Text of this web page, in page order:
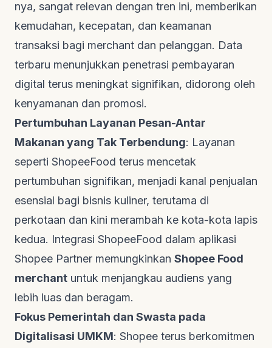
nya, sangat relevan dengan tren ini, memberikan
kemudahan, kecepatan, dan keamanan
transaksi bagi merchant dan pelanggan. Data
terbaru menunjukkan penetrasi pembayaran
digital terus meningkat signifikan, didorong oleh
kenyamanan dan promosi.
Pertumbuhan Layanan Pesan-Antar
Makanan yang Tak Terbendung: Layanan
seperti ShopeeFood terus mencetak
pertumbuhan signifikan, menjadi kanal penjualan
esensial bagi bisnis kuliner, terutama di
perkotaan dan kini merambah ke kota-kota lapis
kedua. Integrasi ShopeeFood dalam aplikasi
Shopee Partner memungkinkan Shopee Food
merchant untuk menjangkau audiens yang
lebih luas dan beragam.
Fokus Pemerintah dan Swasta pada
Digitalisasi UMKM: Shopee terus berkomitmen